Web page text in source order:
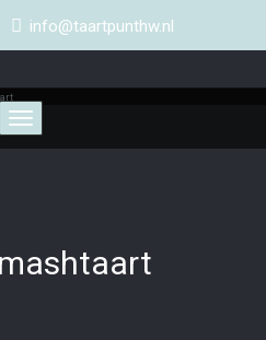
info@taartpunthw.nl
Toggle
navigation